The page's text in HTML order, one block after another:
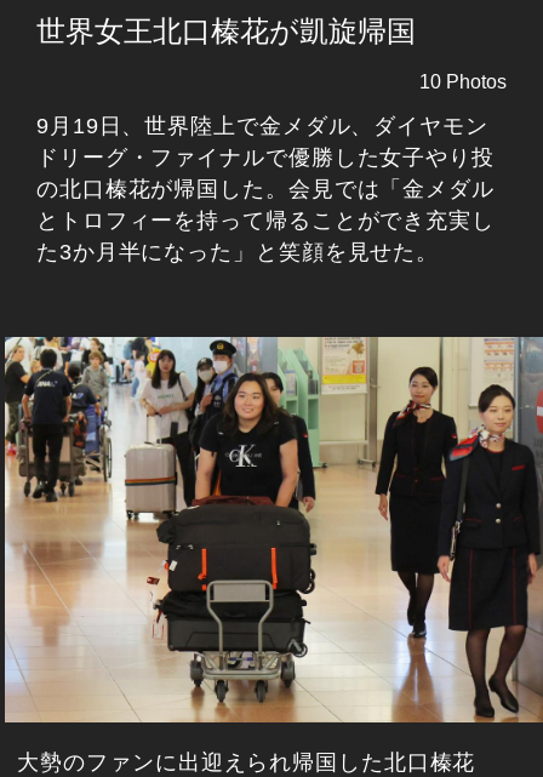
世界女王北口榛花が凱旋帰国
10 Photos
9月19日、世界陸上で金メダル、ダイヤモン
ドリーグ・ファイナルで優勝した女子やり投
の北口榛花が帰国した。会見では「金メダル
とトロフィーを持って帰ることができ充実し
た3か月半になった」と笑顔を見せた。
大勢のファンに出迎えられ帰国した北口榛花